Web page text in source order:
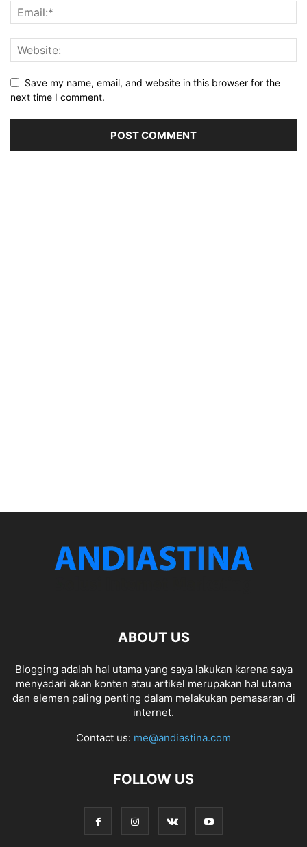
Save my name, email, and website in this browser for the
next time I comment.
ABOUT US
Blogging adalah hal utama yang saya lakukan karena saya
menyadari akan konten atau artikel merupakan hal utama
dan elemen paling penting dalam melakukan pemasaran di
internet.
Contact us: me@andiastina.com
FOLLOW US